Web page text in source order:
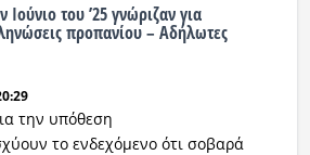
του ’25 γνώριζαν για
προπανίου – Αδήλωτες
την υπόθεση
το ενδεχόμενο ότι σοβαρά